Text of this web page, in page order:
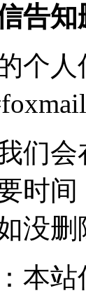
告知
个
们
时
没
本